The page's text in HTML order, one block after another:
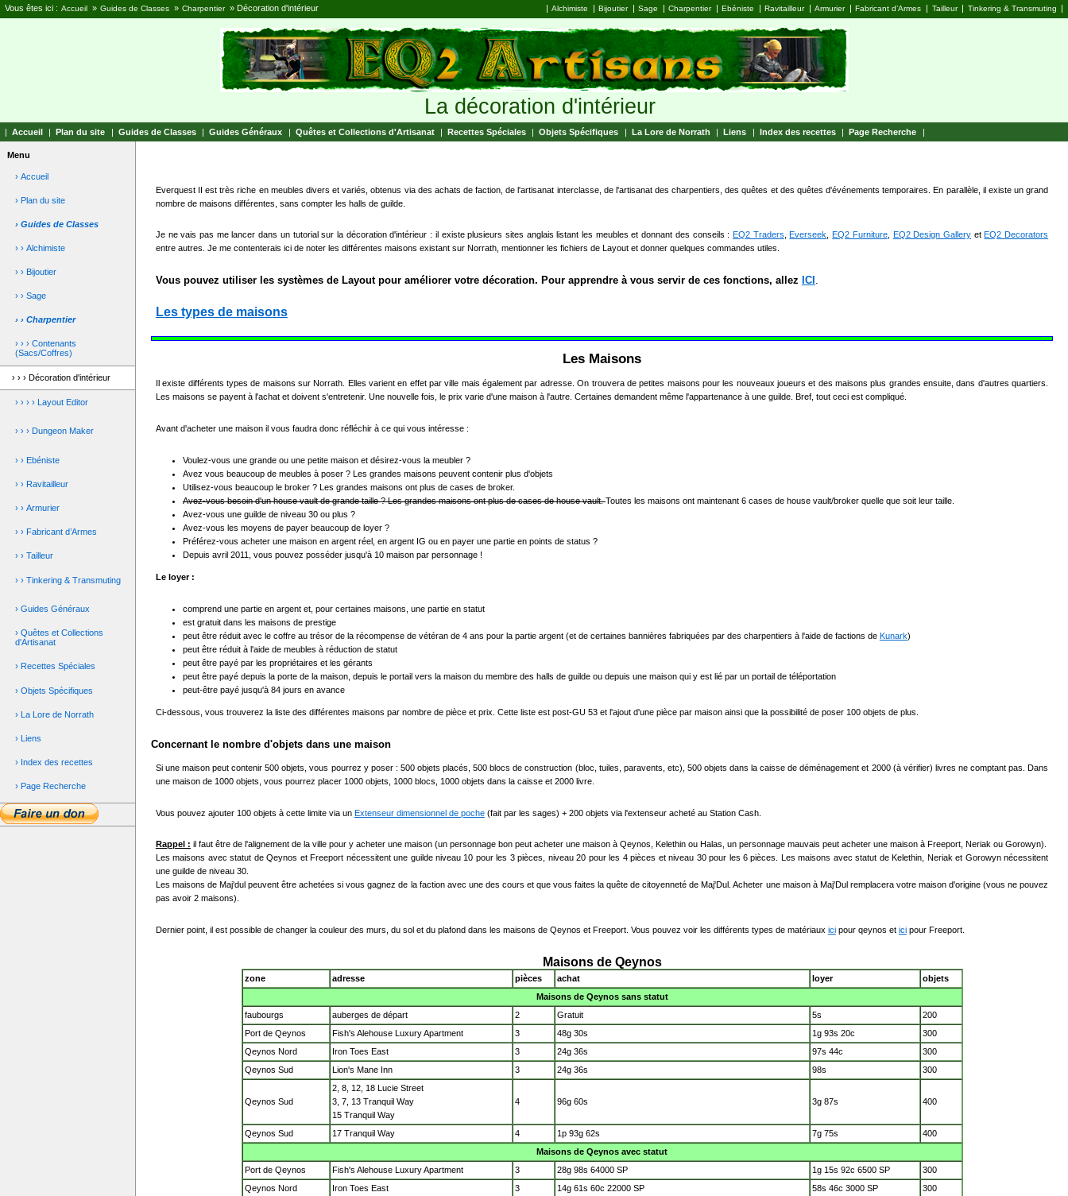
Vous êtes ici : Accueil » Guides de Classes » Charpentier » Décoration d'intérieur Alchimiste Bijoutier Sage Charpentier Ebéniste Ravitailleur Armurier Fabricant d’Armes Tailleur Tinkering & Transmuting
La décoration d'intérieur
| Accueil | Plan du site | Guides de Classes | Guides Généraux | Quêtes et Collections d'Artisanat | Recettes Spéciales | Objets Spécifiques | La Lore de Norrath | Liens | Index des recettes | Page Recherche |
Menu
› Accueil
› Plan du site
› Guides de Classes
› › Alchimiste
› › Bijoutier
› › Sage
› › Charpentier
› › › Contenants
(Sacs/Coffres)
› › › Décoration d'intérieur
› › › › Layout Editor
› › › Dungeon Maker
› › Ebéniste
› › Ravitailleur
› › Armurier
› › Fabricant d’Armes
› › Tailleur
› › Tinkering & Transmuting
› Guides Généraux
› Quêtes et Collections
d'Artisanat
› Recettes Spéciales
› Objets Spécifiques
› La Lore de Norrath
› Liens
› Index des recettes
› Page Recherche
Everquest II est très riche en meubles divers et variés, obtenus via des achats de faction, de l'artisanat interclasse, de l'artisanat des charpentiers, des quêtes et des quêtes d'événements temporaires. En parallèle, il existe un grand
nombre de maisons différentes, sans compter les halls de guilde.
Je ne vais pas me lancer dans un tutorial sur la décoration d'intérieur : il existe plusieurs sites anglais listant les meubles et donnant des conseils : EQ2 Traders Everseek EQ2 Furniture, EQ2 Design Gallery et EQ2 Decorators
entre autres. Je me contenterais ici de noter les différentes maisons existant sur Norrath, mentionner les fichiers de Layout et donner quelques commandes utiles.
Vous pouvez utiliser les systèmes de Layout pour améliorer votre décoration. Pour apprendre à vous servir de ces fonctions, allez ICI
Les types de maisons
Les Maisons
Il existe différents types de maisons sur Norrath. Elles varient en effet par ville mais également par adresse. On trouvera de petites maisons pour les nouveaux joueurs et des maisons plus grandes ensuite, dans d'autres quartiers.
Les maisons se payent à l'achat et doivent s'entretenir. Une nouvelle fois, le prix varie d'une maison à l'autre. Certaines demandent même l'appartenance à une guilde. Bref, tout ceci est compliqué.
Avant d'acheter une maison il vous faudra donc réfléchir à ce qui vous intéresse :
Voulez-vous une grande ou une petite maison et désirez-vous la meubler ?
Avez vous beaucoup de meubles à poser ? Les grandes maisons peuvent contenir plus d'objets
Utilisez-vous beaucoup le broker ? Les grandes maisons ont plus de cases de broker.
Avez-vous besoin d'un house vault de grande taille ? Les grandes maisons ont plus de cases de house vault.Toutes les maisons ont maintenant 6 cases de house vault/broker quelle que soit leur taille.
Avez-vous une guilde de niveau 30 ou plus ?
Avez-vous les moyens de payer beaucoup de loyer ?
Préférez-vous acheter une maison en argent réel, en argent IG ou en payer une partie en points de status ?
Depuis avril 2011, vous pouvez posséder jusqu'à 10 maison par personnage !
Le loyer :
comprend une partie en argent et, pour certaines maisons, une partie en statut
est gratuit dans les maisons de prestige
peut être réduit avec le coffre au trésor de la récompense de vétéran de 4 ans pour la partie argent (et de certaines bannières fabriquées par des charpentiers à l'aide de factions de Kunark)
peut être réduit à l'aide de meubles à réduction de statut
peut être payé par les propriétaires et les gérants
peut être payé depuis la porte de la maison, depuis le portail vers la maison du membre des halls de guilde ou depuis une maison qui y est lié par un portail de téléportation
peut-être payé jusqu'à 84 jours en avance
Ci-dessous, vous trouverez la liste des différentes maisons par nombre de pièce et prix. Cette liste est post-GU 53 et l'ajout d'une pièce par maison ainsi que la possibilité de poser 100 objets de plus.
Concernant le nombre d'objets dans une maison
Si une maison peut contenir 500 objets, vous pourrez y poser : 500 objets placés, 500 blocs de construction (bloc, tuiles, paravents, etc), 500 objets dans la caisse de déménagement et 2000 (à vérifier) livres ne comptant pas. Dans
une maison de 1000 objets, vous pourrez placer 1000 objets, 1000 blocs, 1000 objets dans la caisse et 2000 livre.
Vous pouvez ajouter 100 objets à cette limite via un Extenseur dimensionnel de poche(fait par les sages) + 200 objets via l'extenseur acheté au Station Cash.
Rappel : il faut être de l'alignement de la ville pour y acheter une maison (un personnage bon peut acheter une maison à Qeynos, Kelethin ou Halas, un personnage mauvais peut acheter une maison à Freeport, Neriak ou Gorowyn).
Les maisons avec statut de Qeynos et Freeport nécessitent une guilde niveau 10 pour les 3 pièces, niveau 20 pour les 4 pièces et niveau 30 pour les 6 pièces. Les maisons avec statut de Kelethin, Neriak et Gorowyn nécessitent
une guilde de niveau 30.
Les maisons de Maj'dul peuvent être achetées si vous gagnez de la faction avec une des cours et que vous faites la quête de citoyenneté de Maj'Dul. Acheter une maison à Maj'Dul remplacera votre maison d'origine (vous ne pouvez
pas avoir 2 maisons).
Dernier point, il est possible de changer la couleur des murs, du sol et du plafond dans les maisons de Qeynos et Freeport. Vous pouvez voir les différents types de matériaux icipour qeynos et icipour Freeport.
Maisons de Qeynos
zone adresse pièces achat loyer
objets
Maisons de Qeynos sans statut
faubourgs
auberges de départ 2 Gratuit 5s
200
Port de Qeynos
Fish's Alehouse Luxury Apartment 3 48g 30s 1g 93s 20c
300
Qeynos Nord
Iron Toes East 3 24g 36s 97s 44c
300
Qeynos Sud
Lion's Mane Inn 3 24g 36s 98s 300
Qeynos Sud
2, 8, 12, 18 Lucie Street
3, 7, 13 Tranquil Way
15 Tranquil Way
4 96g 60s 3g 87s 400
Qeynos Sud 17 Tranquil Way 4 1p 93g 62s 7g 75s
400
Maisons de Qeynos avec statut
Port de Qeynos
Fish's Alehouse Luxury Apartment 3 28g 98s 64000 SP 1g 15s 92c 6500 SP
300
Qeynos Nord
Iron Toes East 3 14g 61s 60c 22000 SP 58s 46c 3000 SP
300